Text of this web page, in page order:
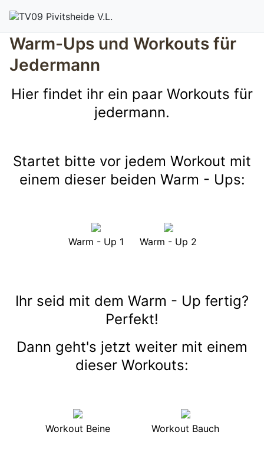
Warm-Ups und Workouts für
Jedermann
Hier findet ihr ein paar Workouts für
jedermann.
Startet bitte vor jedem Workout mit
einem dieser beiden Warm - Ups:
Warm - Up 1 Warm - Up 2
Ihr seid mit dem Warm - Up fertig?
Perfekt!
Dann geht's jetzt weiter mit einem
dieser Workouts:
Workout Beine Workout Bauch